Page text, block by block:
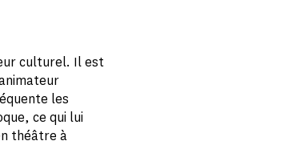
culturel. Il est
les
ce qui lui
théâtre à